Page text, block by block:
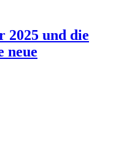
2025 und die
neue